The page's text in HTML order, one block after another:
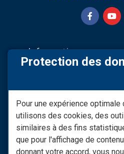
Informations
Modifier consentement RGPD
Conditions générales de
vente
Les Moyens De Paiement
Protection des
Pour une expérience optimale
utilisons des cookies, des
similaires à des fins
que pour l'affichage de
donnant votre accord, vous